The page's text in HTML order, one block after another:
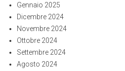
Gennaio 2025
Dicembre 2024
Novembre 2024
Ottobre 2024
Settembre 2024
Agosto 2024